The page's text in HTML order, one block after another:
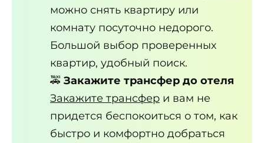
можно снять квартиру или
комнату посуточно недорого.
Большой выбор проверенных
квартир, удобный поиск.
🚕 Закажите трансфер до отеля
Закажите трансфер и вам не
придется беспокоиться о том, как
быстро и комфортно добраться